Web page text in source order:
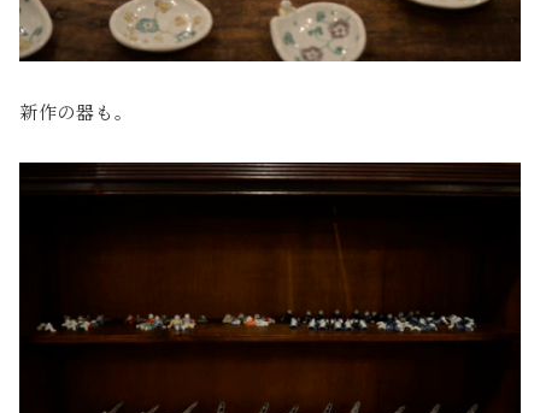
新作の器も。